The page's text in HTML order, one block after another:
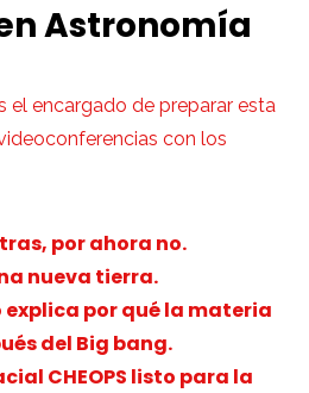
Astronomía
el encargado de preparar esta
con los
por ahora no.
nueva tierra.
explica por qué la materia
del Big bang.
CHEOPS listo para la